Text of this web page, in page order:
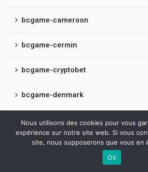
bcgame-cameroon
bcgame-cermin
bcgame-cryptobet
bcgame-denmark
bcgame-fr
bcgame-hindi
Nous utilisons des cookies pour vous
expérience sur notre site web. Si vous
site, nous supposerons que vous en
Ok